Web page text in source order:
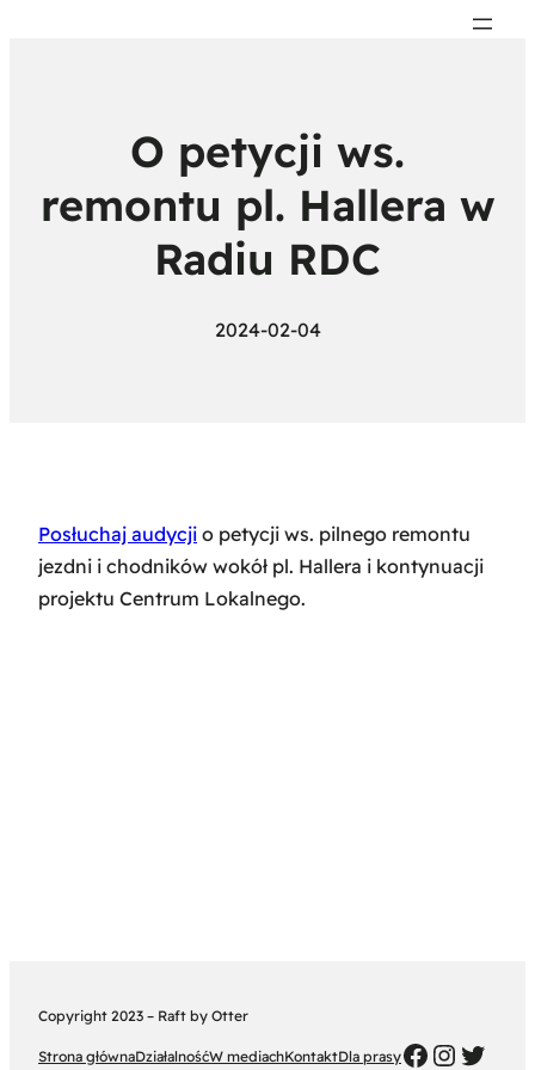
O petycji ws.
remontu pl. Hallera w
Radiu RDC
2024-02-04
Posłuchaj audycji o petycji ws. pilnego remontu
jezdni i chodników wokół pl. Hallera i kontynuacji
projektu Centrum Lokalnego.
Copyright 2023 – Raft by Otter
Strona głównaDziałalnośćW mediachKontaktDla prasyFB